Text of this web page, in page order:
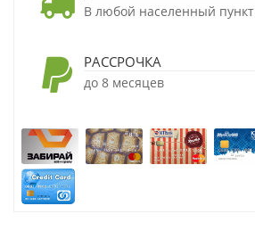
В любой населенный пункт
РАССРОЧКА
до 8 месяцев